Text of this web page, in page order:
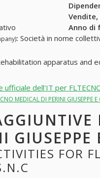
Vendite,
Anno di
: Società in nome
apparatus and
dell'IT per FLTECNO
DI PERINI GIUSEPPE E
GIUSEPPE
FOR